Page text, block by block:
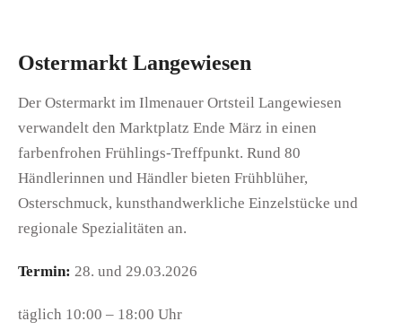
Ostermarkt Langewiesen
Der Ostermarkt im Ilmenauer Ortsteil Langewiesen
verwandelt den Marktplatz Ende März in einen
farbenfrohen Frühlings-Treffpunkt. Rund 80
Händlerinnen und Händler bieten Frühblüher,
Osterschmuck, kunsthandwerkliche Einzelstücke und
regionale Spezialitäten an.
Termin: 28. und 29.03.2026
täglich 10:00 – 18:00 Uhr